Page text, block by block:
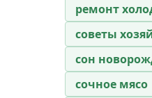
ремонт
советы
сон
сочное мясо